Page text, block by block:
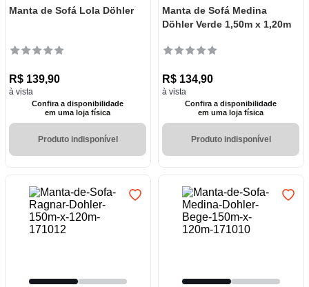
Manta de Sofá Lola Döhler
R$ 139,90
à vista
Confira a disponibilidade
em uma loja física
Produto indisponível
Manta de Sofá Medina
Döhler Verde 1,50m x 1,20m
R$ 134,90
à vista
Confira a disponibilidade
em uma loja física
Produto indisponível